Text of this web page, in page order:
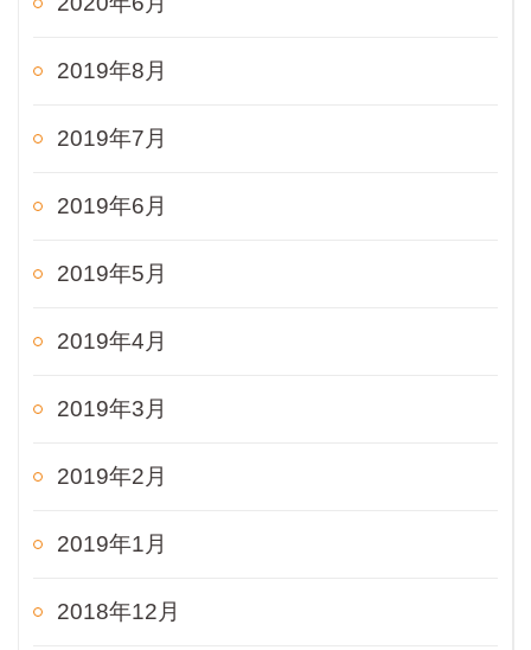
2019年8月
2019年7月
2019年6月
2019年5月
2019年4月
2019年3月
2019年2月
2019年1月
2018年12月